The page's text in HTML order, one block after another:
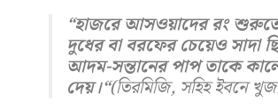
“হাজরে আসওয়াদের রং
দুধের বা বরফের চেয়েও সাদা
আদম-সন্তানের পাপ তাকে
দেয়।“(তিরমিজি, সহিহ ইবনে